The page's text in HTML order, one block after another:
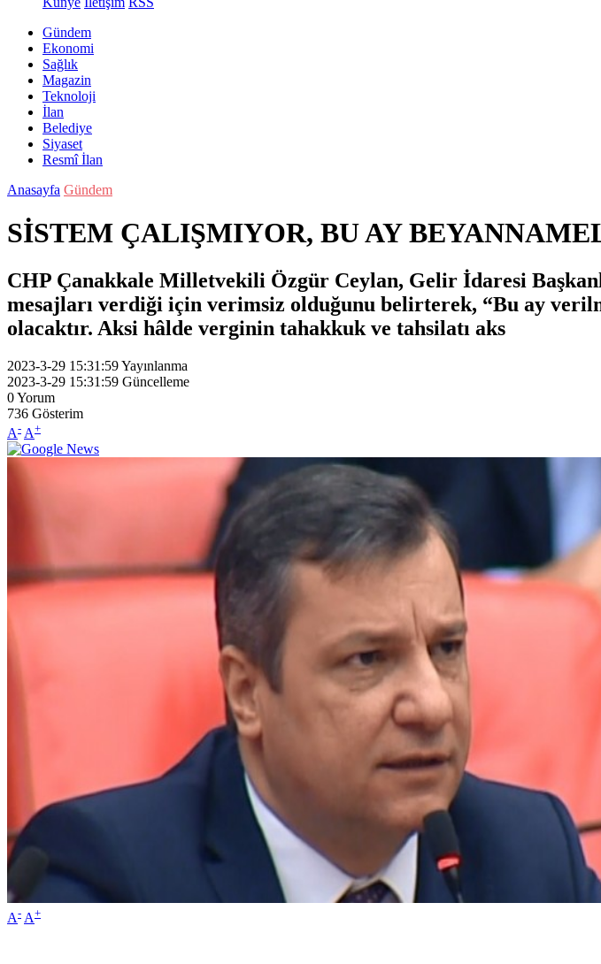
Gündem
Ekonomi
Sağlık
Magazin
Teknoloji
İlan
Belediye
Siyaset
Resmî İlan
Anasayfa Gündem
SİSTEM ÇALIŞMIYOR, BU AY
CHP Çanakkale Milletvekili Özgür Ceylan, Gelir İdaresi
mesajları verdiği için verimsiz olduğunu belirterek, “Bu ay
olacaktır. Aksi hâlde verginin tahakkuk ve tahsilatı aks
2023-3-29 15:31:59Yayınlanma
2023-3-29 15:31:59 Güncelleme
0Yorum
736 Gösterim
A- A+
A- A+